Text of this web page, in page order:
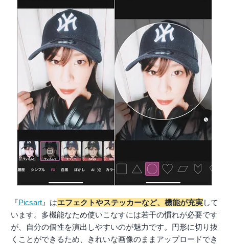
『Picsart 』はエフェクトやステッカーなど、機能が充実して
います。多機能なため使いこなすには若干の慣れが必要です
が、自分の個性を演出しやすいのが魅力です。円形に切り抜
くことができるため、きれいな画像のままアップロードでき